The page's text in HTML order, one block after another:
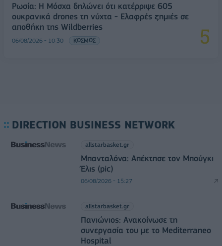
Ρωσία: Η Μόσχα δηλώνει ότι κατέρριψε 605
ουκρανικά drones τη νύχτα - Ελαφρές ζημιές σε
αποθήκη της Wildberries
06/08/2026 - 10:30 ΚΟΣΜΟΣ
DIRECTION BUSINESS NETWORK
allstarbasket.gr
Μπανταλόνα: Απέκτησε τον Μπούγκι
Έλις (pic)
06/08/2026 - 15:27
allstarbasket.gr
Πανιώνιος: Ανακοίνωσε τη
συνεργασία του με το Mediterraneo
Hospital